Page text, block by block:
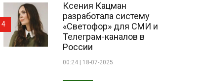
Ксения Кацман
разработала систему
«Светофор» для СМИ и
Телеграм-каналов в
России
00:24 | 18-07-2025
4